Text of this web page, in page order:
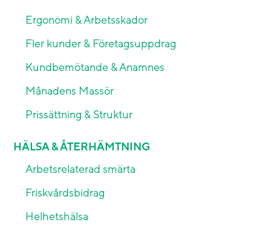
Ergonomi & Arbetsskador
Fler kunder & Företagsuppdrag
Kundbemötande & Anamnes
Månadens Massör
Prissättning & Struktur
HÄLSA & ÅTERHÄMTNING
Arbetsrelaterad smärta
Friskvårdsbidrag
Helhetshälsa